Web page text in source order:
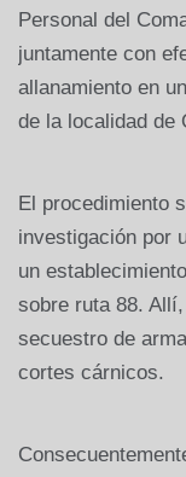
Personal del
juntamente con
allanamiento en
de la localidad de
El procedimiento
investigación por
un
sobre ruta 88.
secuestro de
cortes cárnicos.